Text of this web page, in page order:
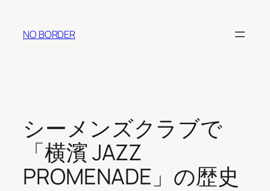
NO BORDER
シーメンズクラブで
「横濱 JAZZ
PROMENADE」の歴史